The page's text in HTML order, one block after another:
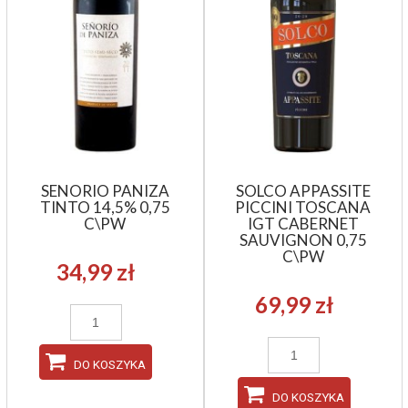
SENORIO PANIZA
TINTO 14,5% 0,75
C\PW
34,99 zł
DO KOSZYKA
SOLCO APPASSITE
PICCINI TOSCANA
IGT CABERNET
SAUVIGNON 0,75
C\PW
69,99 zł
DO KOSZYKA